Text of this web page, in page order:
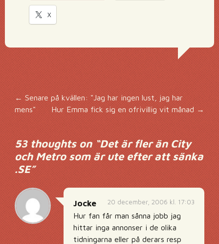
X
Inläggsnavigering
← Senare på kvällen: "Jag har ingen lust, jag har
mens"
Hur Emma fick sig en ofrivillig vit månad→
53 thoughts on “Det är fler än City
och Metro som är ute efter att sänka
.SE”
20 december, 2006 kl. 17:03
Jocke
Hur fan får man sånna jobb jag
hittar inga annonser i de olika
tidningarna eller på derars resp